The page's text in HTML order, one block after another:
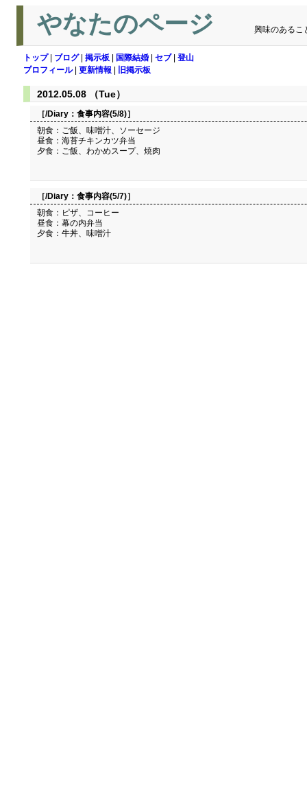
やなたのページ 興味のあるこ
トップ| ブログ| 掲示板 国際結婚 セブ| 登山
プロフィール| 更新情報 旧掲示板
2012.05.08 （Tue）
［/Diary： 食事内容(5/8)］
朝食：ご飯、味噌汁、ソーセージ
昼食：海苔チキンカツ弁当
夕食：ご飯、わかめスープ、焼肉
［/Diary： 食事内容(5/7)］
朝食：ピザ、コーヒー
昼食：幕の内弁当
夕食：牛丼、味噌汁